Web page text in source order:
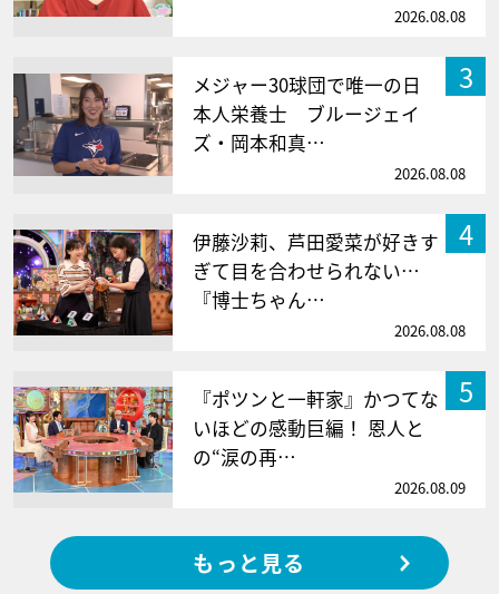
2026.08.08
3
メジャー30球団で唯一の日
本人栄養士 ブルージェイ
ズ・岡本和真…
2026.08.08
4
伊藤沙莉、芦田愛菜が好きす
ぎて目を合わせられない…
『博士ちゃん…
2026.08.08
5
『ポツンと一軒家』かつてな
いほどの感動巨編！ 恩人と
の“涙の再…
2026.08.09
もっと見る